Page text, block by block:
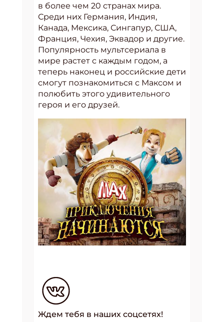
в более чем 20 странах мира.
Среди них Германия, Индия,
Канада, Мексика, Сингапур, США,
Франция, Чехия, Эквадор и другие.
Популярность мультсериала в
мире растет с каждым годом, а
теперь наконец и российские дети
смогут познакомиться с Максом и
полюбить этого удивительного
героя и его друзей.
Ждем тебя в наших соцсетях!